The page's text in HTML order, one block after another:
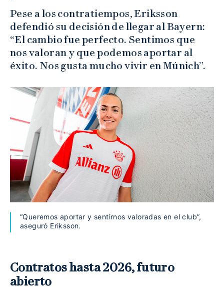
Pese a los contratiempos, Eriksson
defendió su decisión de llegar al Bayern:
“El cambio fue perfecto. Sentimos que
nos valoran y que podemos aportar al
éxito. Nos gusta mucho vivir en Múnich”.
“Queremos aportar y sentirnos valoradas en el club”,
aseguró Eriksson.
Contratos hasta 2026, futuro
abierto